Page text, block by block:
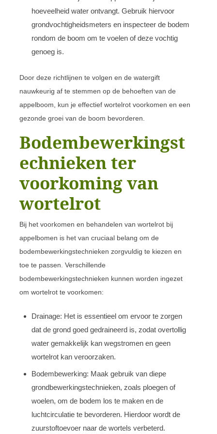
hoeveelheid water ontvangt. Gebruik hiervoor
grondvochtigheidsmeters en inspecteer de bodem
rondom de boom om te voelen of deze vochtig
genoeg is.
Door deze richtlijnen te volgen en de watergift
nauwkeurig af te stemmen op de behoeften van de
appelboom, kun je effectief wortelrot voorkomen en een
gezonde groei van de boom bevorderen.
Bodembewerkingst
echnieken ter
voorkoming van
wortelrot
Bij het voorkomen en behandelen van wortelrot bij
appelbomen is het van cruciaal belang om de
bodembewerkingstechnieken zorgvuldig te kiezen en
toe te passen. Verschillende
bodembewerkingstechnieken kunnen worden ingezet
om wortelrot te voorkomen:
Drainage: Het is essentieel om ervoor te zorgen
dat de grond goed gedraineerd is, zodat overtollig
water gemakkelijk kan wegstromen en geen
wortelrot kan veroorzaken.
Bodembewerking: Maak gebruik van diepe
grondbewerkingstechnieken, zoals ploegen of
woelen, om de bodem los te maken en de
luchtcirculatie te bevorderen. Hierdoor wordt de
zuurstoftoevoer naar de wortels verbeterd.